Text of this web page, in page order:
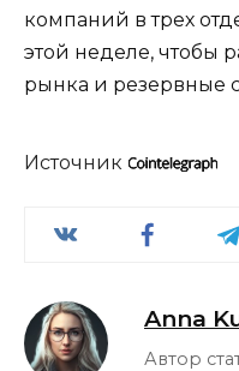
компаний в трех
этой неделе, чтобы
рынка и резервные
Источник
Anna
Автор